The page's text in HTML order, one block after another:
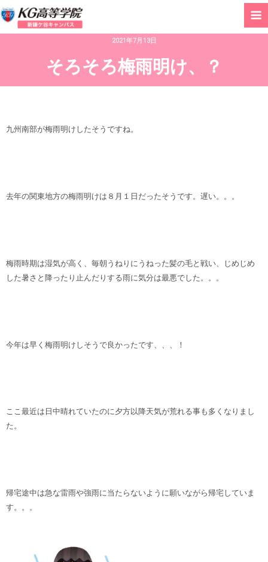
2021年7月13日
そろそろ梅雨明け、？
九州南部が梅雨明けしたそうですね。
去年の関東地方の梅雨明けは８月１日だったそうです。遅い。。。
梅雨時期は湿気が高く、毎朝うねりにうねった髪の毛と戦い、じめじめ
した暑さと降ったり止んだりする雨に気分は最悪でした。。。
今年は早く梅雨明けしそうで良かったです、、、！
ここ最近は日中晴れていたのに夕方以降天気が荒れる事も多くなりまし
た。
帰宅途中は急な雷雨や強雨に当たらないように願いながら帰宅していま
す。。。